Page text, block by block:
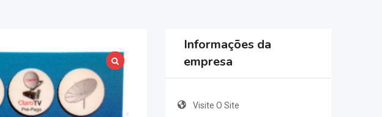
Informações da
empresa
Visite O Site